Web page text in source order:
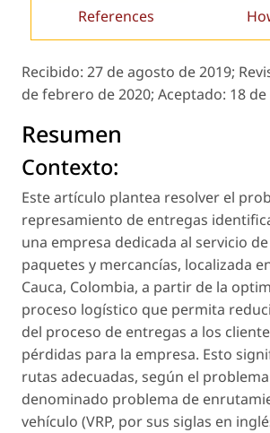
References
Recibido: 27 de agosto de 2019;
de febrero de 2020; Aceptado: 18
Resumen
Contexto:
Este artículo plantea resolver el
represamiento de entregas
una empresa dedicada al servicio
paquetes y mercancías, localizada
Cauca, Colombia, a partir de la
proceso logístico que permita
del proceso de entregas a los
pérdidas para la empresa. Esto
rutas adecuadas, según el
denominado problema de
vehículo (VRP, por sus siglas en